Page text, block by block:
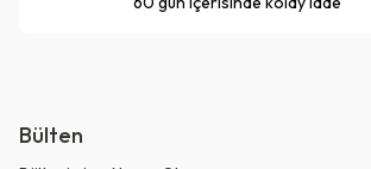
Bülten